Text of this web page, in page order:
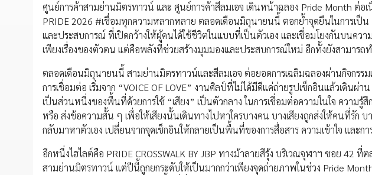
ศูนย์การค้าสามย่านมิตรทาวน์ และ ศูนย์การค้าสีลมเอจ เดินหน้าฉลอง Pride Month ต่อเ
PRIDE 2026 #เชื่อมทุกความหลากหลาย ตลอดเดือนมิถุนายนนี้ ตอกย้ำจุดยืนในการเป็
และประสบการณ์ ที่เปิดกว้างให้ผู้คนได้ใช้ชีวิตในแบบที่เป็นตัวเอง และเชื่อมโยงกันบนคว
เพียงเรื่องของตัวตน แต่คือพลังที่ช่วยสร้างมุมมองและประสบการณ์ใหม่ อีกทั้งยังสามาร
ตลอดเดือนมิถุนายนนี้ สามย่านมิตรทาวน์และสีลมเอจ ต่อยอดการเฉลิมฉลองผ่านกิจกร
การเชื่อมต่อ เริ่มจาก “VOICE OF LOVE” งานศิลป์ที่ไม่ได้มีดีแค่ถ่ายรูปเช็กอินแล้วเดินผ่
เป็นส่วนหนึ่งของพื้นที่ด้วยการใช้ “เสียง” เป็นตัวกลาง ในการเชื่อมต่อความในใจ ความ
หรือ ส่งข้อความสั้น ๆ เพื่อให้เสียงนั้นเดินทางไปหาใครบางคน บางเสียงถูกส่งให้คนที่รัก
กลับมาหาตัวเอง เปลี่ยนจากจุดเช็กอินให้กลายเป็นพื้นที่ของการสื่อสาร ความเข้าใจ และกา
อีกหนึ่งไฮไลต์คือ PRIDE CROSSWALK BY JBP ทางม้าลายสีรุ้ง บริเวณจุฬาฯ ซอย 42
สามย่านมิตรทาวน์ แต่ปีนี้ถูกยกระดับให้เป็นมากกว่าเพียงจุดถ่ายภาพในช่วง Pride